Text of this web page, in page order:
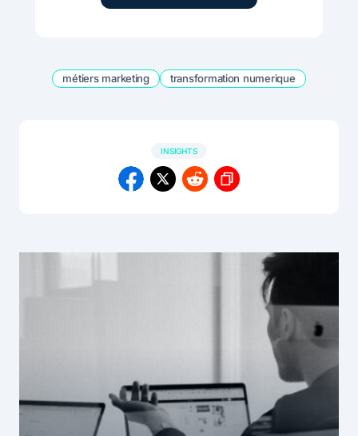
métiers marketing transformation numerique
INSIGHTS